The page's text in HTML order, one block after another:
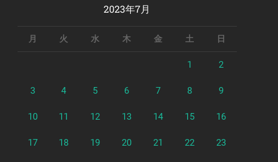
2023年7月
月 火 水 木 金 土 日
1 2
3 4 5 6 7 8 9
10 11 12 13 14 15 16
17 18 19 20 21 22 23